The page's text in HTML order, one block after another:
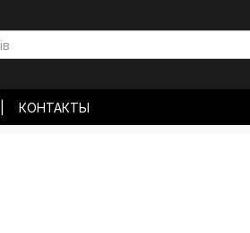
КОНТАКТЫ
ОПЛАТА И ДОСТАВКА